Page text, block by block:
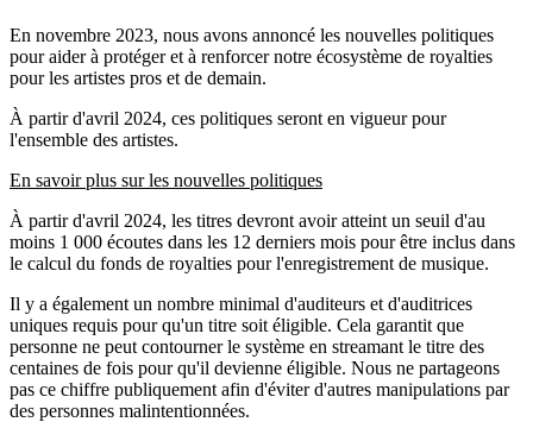
En novembre 2023, nous avons annoncé les nouvelles politiques
pour aider à protéger et à renforcer notre écosystème de royalties
pour les artistes pros et de demain.
À partir d'avril 2024, ces politiques seront en vigueur pour
l'ensemble des artistes.
En savoir plus sur les nouvelles politiques
À partir d'avril 2024, les titres devront avoir atteint un seuil d'au
moins 1 000 écoutes dans les 12 derniers mois pour être inclus dans
le calcul du fonds de royalties pour l'enregistrement de musique.
Il y a également un nombre minimal d'auditeurs et d'auditrices
uniques requis pour qu'un titre soit éligible. Cela garantit que
personne ne peut contourner le système en streamant le titre des
centaines de fois pour qu'il devienne éligible. Nous ne partageons
pas ce chiffre publiquement afin d'éviter d'autres manipulations par
des personnes malintentionnées.